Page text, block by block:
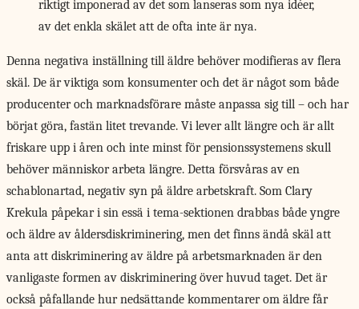
riktigt imponerad av det som lanseras som nya idéer,
av det enkla skälet att de ofta inte är nya.
Denna negativa inställning till äldre behöver modifieras av flera
skäl. De är viktiga som konsumenter och det är något som både
producenter och marknadsförare måste anpassa sig till – och har
börjat göra, fastän litet trevande. Vi lever allt längre och är allt
friskare upp i åren och inte minst för pensionssystemens skull
behöver människor arbeta längre. Detta försvåras av en
schablonartad, negativ syn på äldre arbetskraft. Som Clary
Krekula påpekar i sin essä i tema-sektionen drabbas både yngre
och äldre av åldersdiskriminering, men det finns ändå skäl att
anta att diskriminering av äldre på arbetsmarknaden är den
vanligaste formen av diskriminering över huvud taget. Det är
också påfallande hur nedsättande kommentarer om äldre får